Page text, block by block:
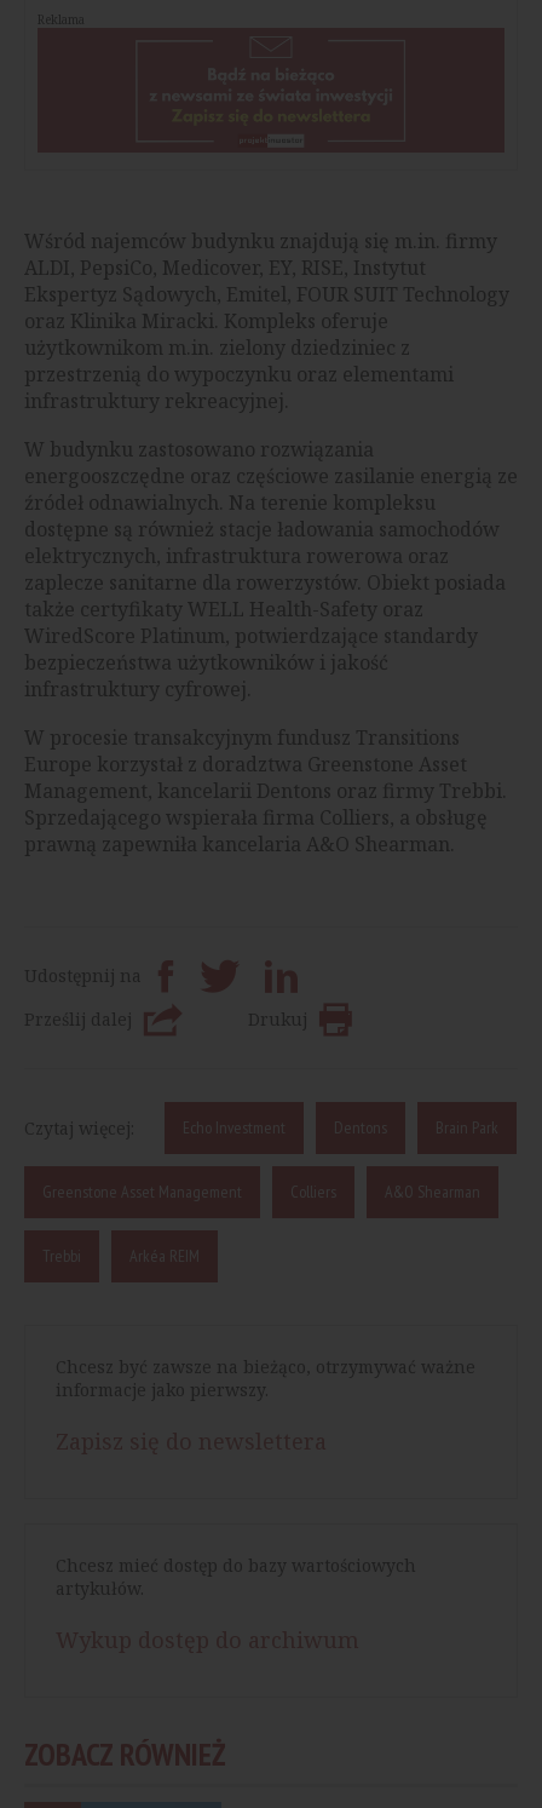
Reklama
Wśród najemców budynku znajdują się m.in. firmy
ALDI, PepsiCo, Medicover, EY, RISE, Instytut
Ekspertyz Sądowych, Emitel, FOUR SUIT Technology
oraz Klinika Miracki. Kompleks oferuje
użytkownikom m.in. zielony dziedziniec z
przestrzenią do wypoczynku oraz elementami
infrastruktury rekreacyjnej.
W budynku zastosowano rozwiązania
energooszczędne oraz częściowe zasilanie energią ze
źródeł odnawialnych. Na terenie kompleksu
dostępne są również stacje ładowania samochodów
elektrycznych, infrastruktura rowerowa oraz
zaplecze sanitarne dla rowerzystów. Obiekt posiada
także certyfikaty WELL Health-Safety oraz
WiredScore Platinum, potwierdzające standardy
bezpieczeństwa użytkowników i jakość
infrastruktury cyfrowej.
W procesie transakcyjnym fundusz Transitions
Europe korzystał z doradztwa Greenstone Asset
Management, kancelarii Dentons oraz firmy Trebbi.
Sprzedającego wspierała firma Colliers, a obsługę
prawną zapewniła kancelaria A&O Shearman.
Udostępnij na
Prześlij dalej
Drukuj
Czytaj więcej: Echo Investment Dentons Brain Park
Greenstone Asset Management Colliers A&O Shearman
Trebbi Arkéa REIM
Chcesz być zawsze na bieżąco, otrzymywać ważne
informacje jako pierwszy.
Chcesz mieć dostęp do bazy wartościowych
artykułów.
ZOBACZ RÓWNIEŻ